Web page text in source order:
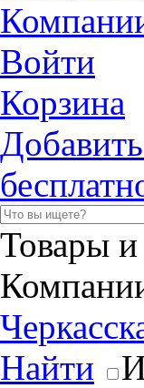
Войти
Корзина
Товары и
Найти